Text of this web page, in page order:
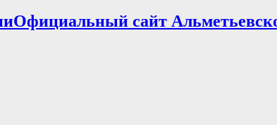
Официальный сайт